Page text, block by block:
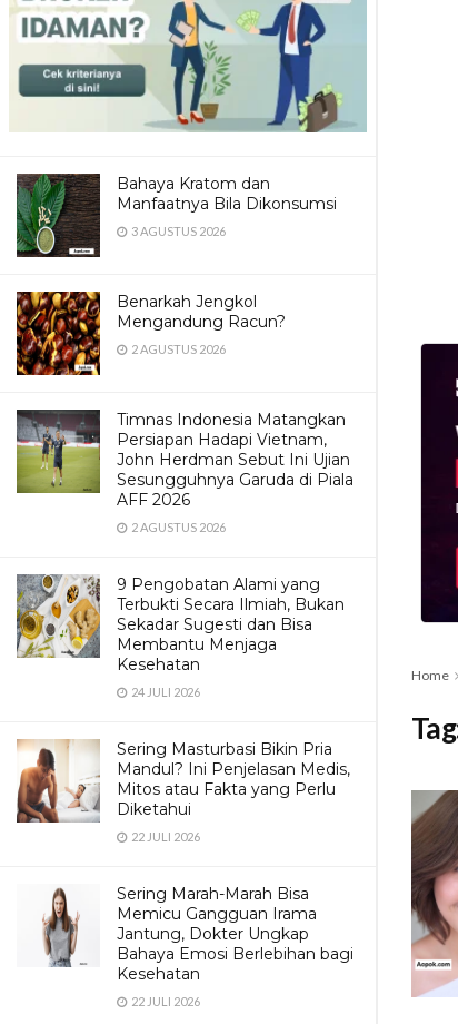
Bahaya Kratom dan
Manfaatnya Bila Dikonsumsi
3 AGUSTUS 2026
Benarkah Jengkol
Mengandung Racun?
2 AGUSTUS 2026
Timnas Indonesia Matangkan
Persiapan Hadapi Vietnam,
John Herdman Sebut Ini Ujian
Sesungguhnya Garuda di Piala
AFF 2026
2 AGUSTUS 2026
9 Pengobatan Alami yang
Terbukti Secara Ilmiah, Bukan
Sekadar Sugesti dan Bisa
Membantu Menjaga
Kesehatan
24 JULI 2026
Sering Masturbasi Bikin Pria
Mandul? Ini Penjelasan Medis,
Mitos atau Fakta yang Perlu
Diketahui
22 JULI 2026
Sering Marah-Marah Bisa
Memicu Gangguan Irama
Jantung, Dokter Ungkap
Bahaya Emosi Berlebihan bagi
Kesehatan
22 JULI 2026
Home